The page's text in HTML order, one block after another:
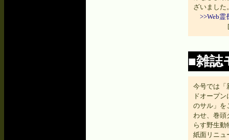
ざいました
>>Web
■雑誌
今号では「
ドオープ
のサル」を
わせ、巻頭
らす野生
紙面リニュ